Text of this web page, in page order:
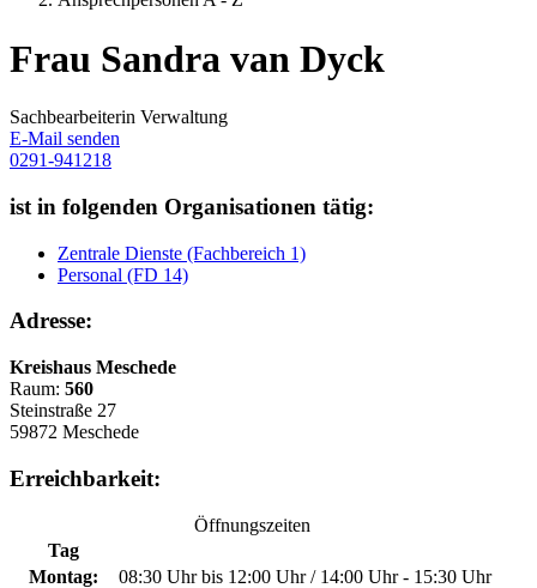
Frau Sandra van Dyck
Sachbearbeiterin Verwaltung
E-Mail senden
0291-941218
ist in folgenden Organisationen tätig:
Zentrale Dienste (Fachbereich 1)
Personal (FD 14)
Adresse:
Kreishaus Meschede
Raum: 560
Steinstraße 27
59872 Meschede
Erreichbarkeit:
Öffnungszeiten
Tag
Montag:
08:30 Uhr bis 12:00 Uhr / 14:00 Uhr - 15:30 Uhr